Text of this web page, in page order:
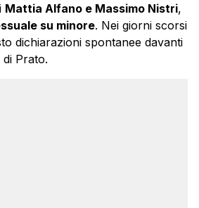
Mattia Alfano e Massimo Nistri,
su minore. Nei giorni scorsi
dichiarazioni spontanee davanti
Prato.